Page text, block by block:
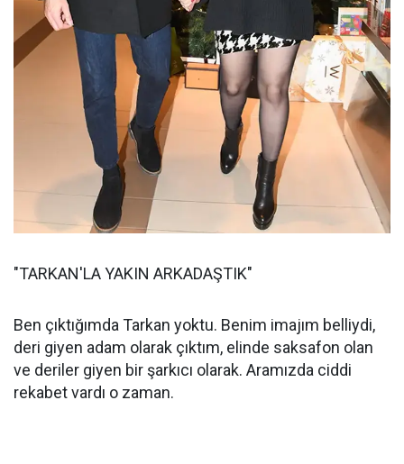
"TARKAN'LA YAKIN ARKADAŞTIK"
Ben çıktığımda Tarkan yoktu. Benim imajım belliydi,
deri giyen adam olarak çıktım, elinde saksafon olan
ve deriler giyen bir şarkıcı olarak. Aramızda ciddi
rekabet vardı o zaman.